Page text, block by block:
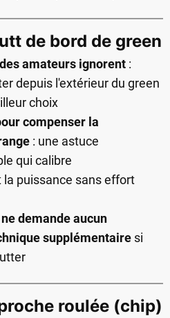
de bord de green
amateurs ignorent :
depuis l'extérieur du green
choix
compenser la
: une astuce
qui calibre
puissance sans effort
demande aucun
supplémentaire si
roulée (chip)